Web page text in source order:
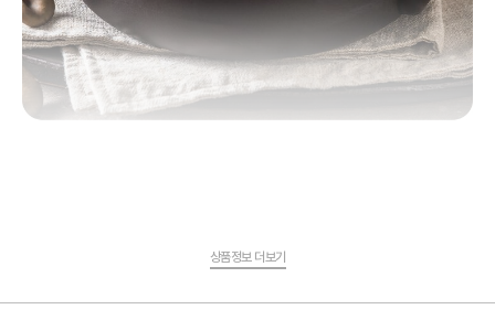
상품정보 더보기